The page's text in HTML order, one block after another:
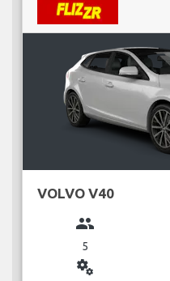
VOLVO V40
group
5
miscellaneous_services